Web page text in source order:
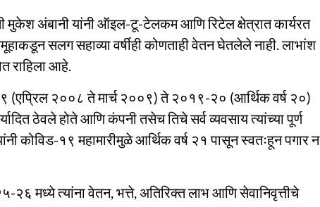
मुकेश अंबानी यांनी ऑइल-टू-टेलकम आणि रिटेल क्षेत्रात कार्यरत
सलग सहाव्या वर्षीही कोणताही वेतन घेतलेले नाही. लाभांश
राहिला आहे.
(एप्रिल २००८ ते मार्च २००९) ते २०१९-२० (आर्थिक वर्ष २०)
ठेवले होते आणि कंपनी तसेच तिचे सर्व व्यवसाय त्यांच्या पूर्ण
कोविड-१९ महामारीमुळे आर्थिक वर्ष २१ पासून स्वतःहून पगार न
२६ मध्ये त्यांना वेतन, भत्ते, अतिरिक्त लाभ आणि सेवानिवृत्तीचे